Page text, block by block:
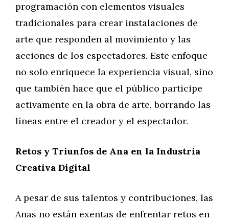
programación con elementos visuales
tradicionales para crear instalaciones de
arte que responden al movimiento y las
acciones de los espectadores. Este enfoque
no solo enriquece la experiencia visual, sino
que también hace que el público participe
activamente en la obra de arte, borrando las
líneas entre el creador y el espectador.
Retos y Triunfos de Ana en la Industria
Creativa Digital
A pesar de sus talentos y contribuciones, las
Anas no están exentas de enfrentar retos en